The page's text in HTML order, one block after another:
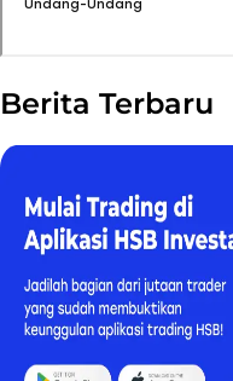
Berita Terbaru